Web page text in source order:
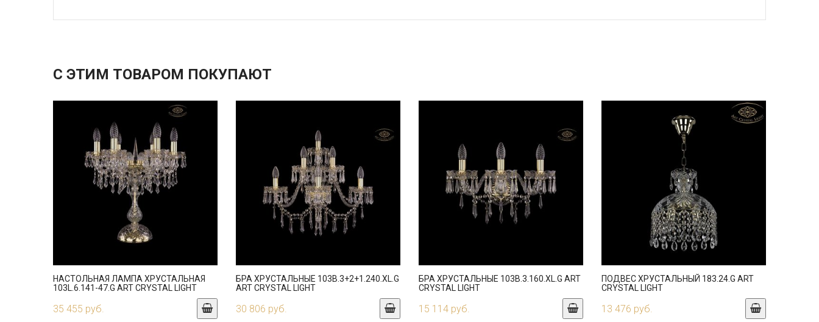
С ЭТИМ ТОВАРОМ ПОКУПАЮТ
НАСТОЛЬНАЯ ЛАМПА ХРУСТАЛЬНАЯ
103L.6.141-47.G ART CRYSTAL LIGHT
35 455 руб.
БРА ХРУСТАЛЬНЫЕ 103B.3+2+1.240.XL.G
ART CRYSTAL LIGHT
30 806 руб.
БРА ХРУСТАЛЬНЫЕ 103B.3.160.XL.G ART
CRYSTAL LIGHT
15 114 руб.
ПОДВЕС ХРУСТАЛЬНЫЙ 183.24.G ART
CRYSTAL LIGHT
13 476 руб.